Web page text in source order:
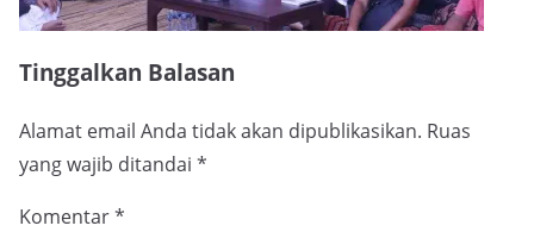
Tinggalkan Balasan
Alamat email Anda tidak akan dipublikasikan. Ruas
yang wajib ditandai *
Komentar*